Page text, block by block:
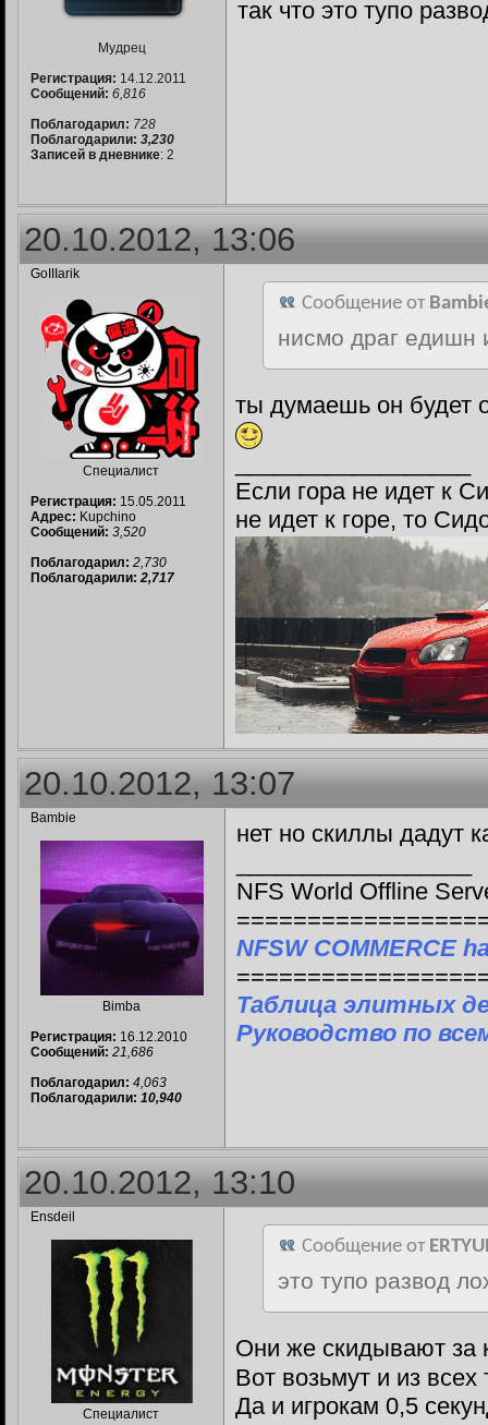
Мудрец
Регистрация: 14.12.2011
Сообщений: 6,816
Поблагодарил: 728
Поблагодарили: 3,230
Записей в дневнике: 2
так что это тупо
20.10.2012, 13:06
GoIIIarik
Специалист
Регистрация: 15.05.2011
Адрес: Kupchino
Сообщений: 3,520
Поблагодарил: 2,730
Поблагодарили: 2,717
Сообщение от
нисмо драг едишн
ты думаешь он будет
Если гора не идет к
не идет к горе, то
20.10.2012, 13:07
Bambie
Bimba
Регистрация: 16.12.2010
Сообщений: 21,686
Поблагодарил: 4,063
Поблагодарили: 10,940
нет но скиллы дадут
NFS World Offline
NFSW COMMERCE
Таблица элитных
Руководство по
20.10.2012, 13:10
Ensdeil
Специалист
Сообщение от
это тупо развод
Они же скидывают за
Вот возьмут и из
Да и игрокам 0,5